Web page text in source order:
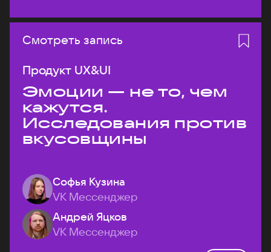
Смотреть запись
Продукт UX&UI
Эмоции — не то, чем
кажутся.
Исследования против
вкусовщины
Софья Кузина
VK Мессенджер
Андрей Яцков
VK Мессенджер